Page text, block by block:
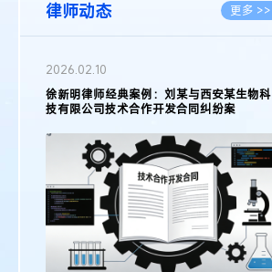
更多 >>
集成电路布图设计
传统文化 更多 >>
律师动态 更多 >>
2026.02.10
徐新明律师经典案例：刘某与西安某生物科
技有限公司技术合作开发合同纠纷案